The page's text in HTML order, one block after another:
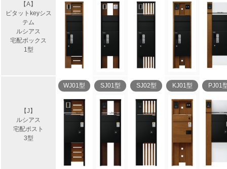
【A】
ピタットkeyシス
テム
ルシアス
宅配ボックス
1型
【J】
ルシアス
宅配ポスト
3型
WJ01型 SJ01型 SJ02型 KJ01型 PJ01